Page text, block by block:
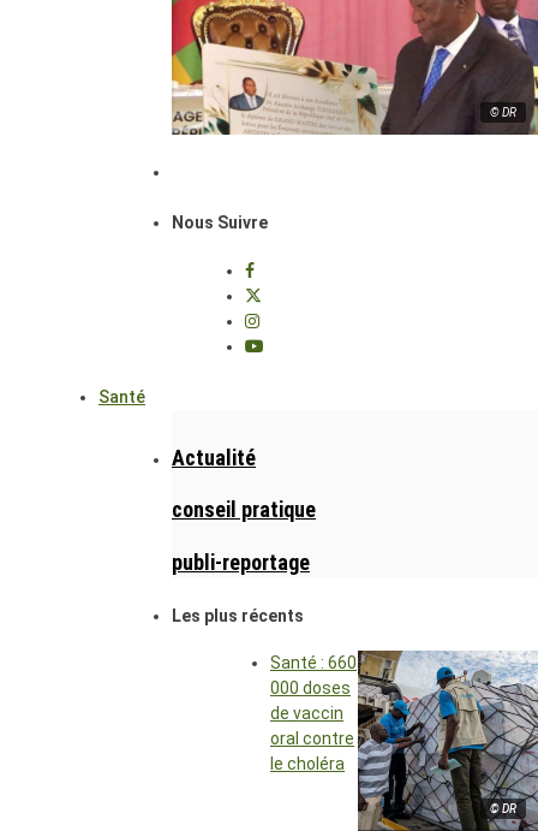
© DR
Nous Suivre
Santé
Actualité
conseil pratique
publi-reportage
Les plus récents
© DR
Santé : 660
000 doses
de vaccin
oral contre
le choléra